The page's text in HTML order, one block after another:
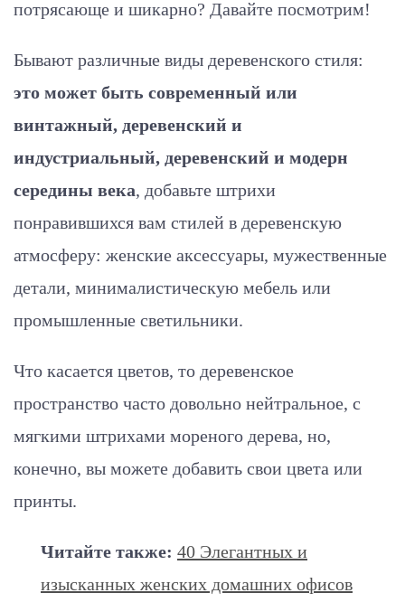
потрясающе и шикарно? Давайте посмотрим!
Бывают различные виды деревенского стиля:
это может быть современный или
винтажный, деревенский и
индустриальный, деревенский и модерн
середины века, добавьте штрихи
понравившихся вам стилей в деревенскую
атмосферу: женские аксессуары, мужественные
детали, минималистическую мебель или
промышленные светильники.
Что касается цветов, то деревенское
пространство часто довольно нейтральное, с
мягкими штрихами мореного дерева, но,
конечно, вы можете добавить свои цвета или
принты.
Читайте также: 40 Элегантных и
изысканных женских домашних офисов